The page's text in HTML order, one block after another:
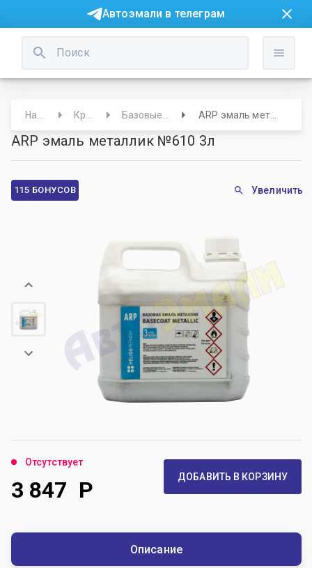
Автоэмали в телеграм
ARP эмаль металлик №610 3л
ARP эмаль металлик №610 3л
115 БОНУСОВ Увеличить
Отсутствует
3 847 Р ДОБАВИТЬ В КОРЗИНУ
Описание